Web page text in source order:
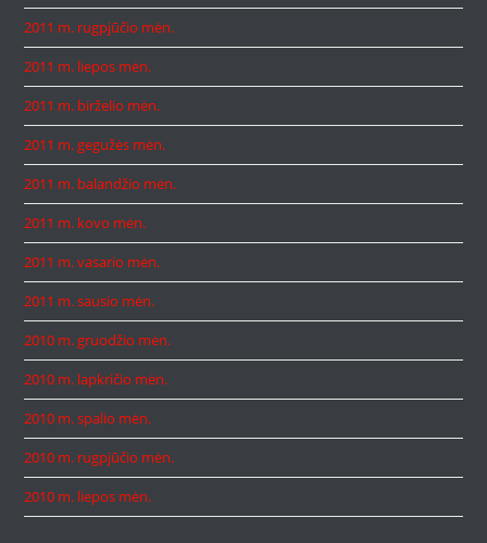
2011 m. rugpjūčio mėn.
2011 m. liepos mėn.
2011 m. birželio mėn.
2011 m. gegužės mėn.
2011 m. balandžio mėn.
2011 m. kovo mėn.
2011 m. vasario mėn.
2011 m. sausio mėn.
2010 m. gruodžio mėn.
2010 m. lapkričio mėn.
2010 m. spalio mėn.
2010 m. rugpjūčio mėn.
2010 m. liepos mėn.